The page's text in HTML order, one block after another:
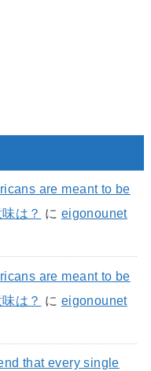
are meant to be
は？ に eigonounet
are meant to be
は？ に eigonounet
that every single